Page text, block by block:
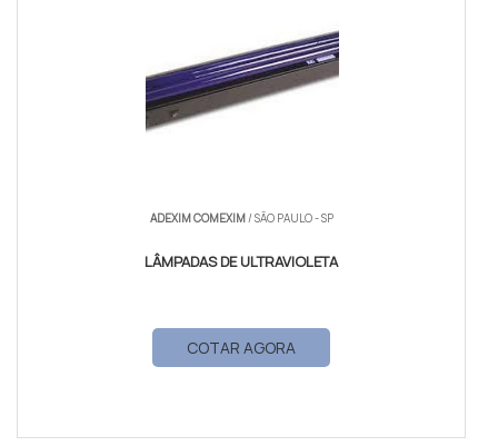
ADEXIM COMEXIM/ SÃO PAULO - SP
LÂMPADAS DE ULTRAVIOLETA
COTAR AGORA